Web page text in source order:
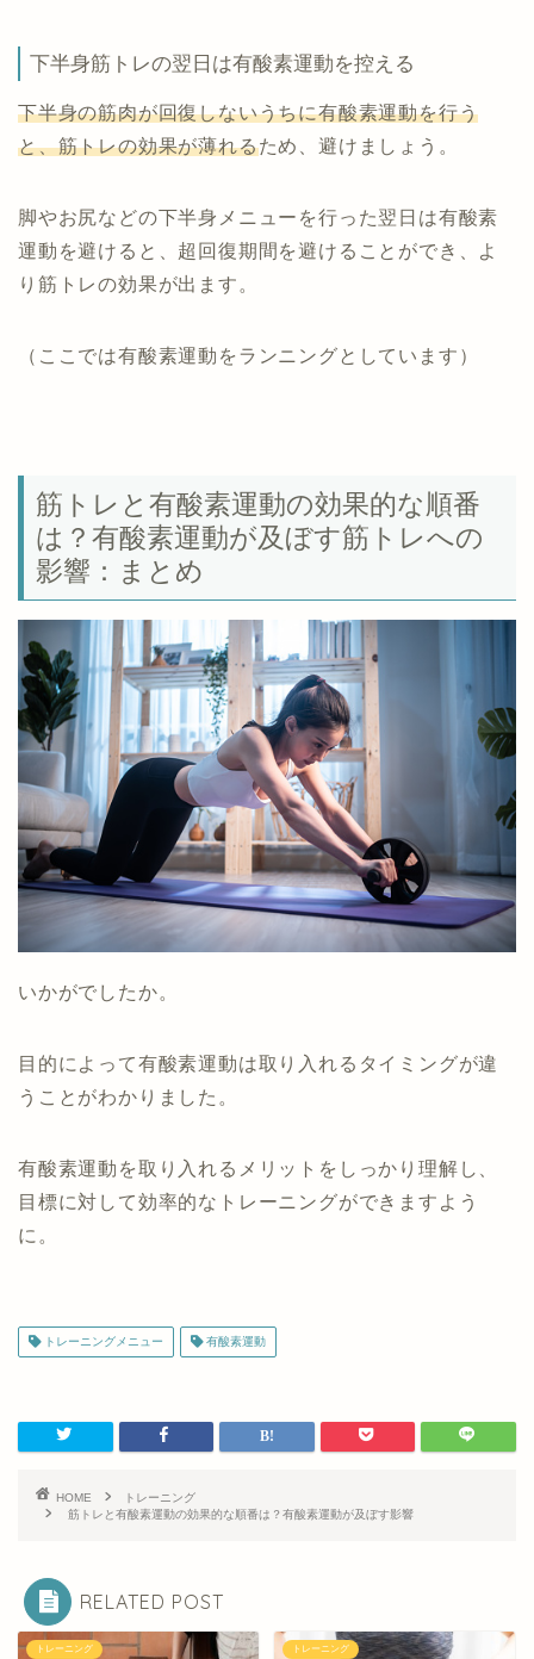
下半身筋トレの翌日は有酸素運動を控える
下半身の筋肉が回復しないうちに有酸素運動を行う
と、筋トレの効果が薄れるため、避けましょう。
脚やお尻などの下半身メニューを行った翌日は有酸素
運動を避けると、超回復期間を避けることができ、よ
り筋トレの効果が出ます。
（ここでは有酸素運動をランニングとしています）
筋トレと有酸素運動の効果的な順番
は？有酸素運動が及ぼす筋トレへの
影響：まとめ
いかがでしたか。
目的によって有酸素運動は取り入れるタイミングが違
うことがわかりました。
有酸素運動を取り入れるメリットをしっかり理解し、
目標に対して効率的なトレーニングができますよう
に。
トレーニングメニュー 有酸素運動
HOME
トレーニング
筋トレと有酸素運動の効果的な順番は？有酸素運動が及ぼす影響
RELATED POST
トレーニング トレーニング